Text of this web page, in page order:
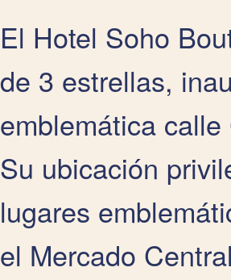
El Hotel Soho
de 3 estrellas,
emblemática
Su ubicación
lugares
el Mercado